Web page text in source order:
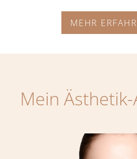
MEHR
Mein